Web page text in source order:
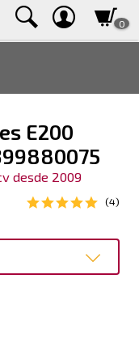
0
E200
desde 2009
(4)